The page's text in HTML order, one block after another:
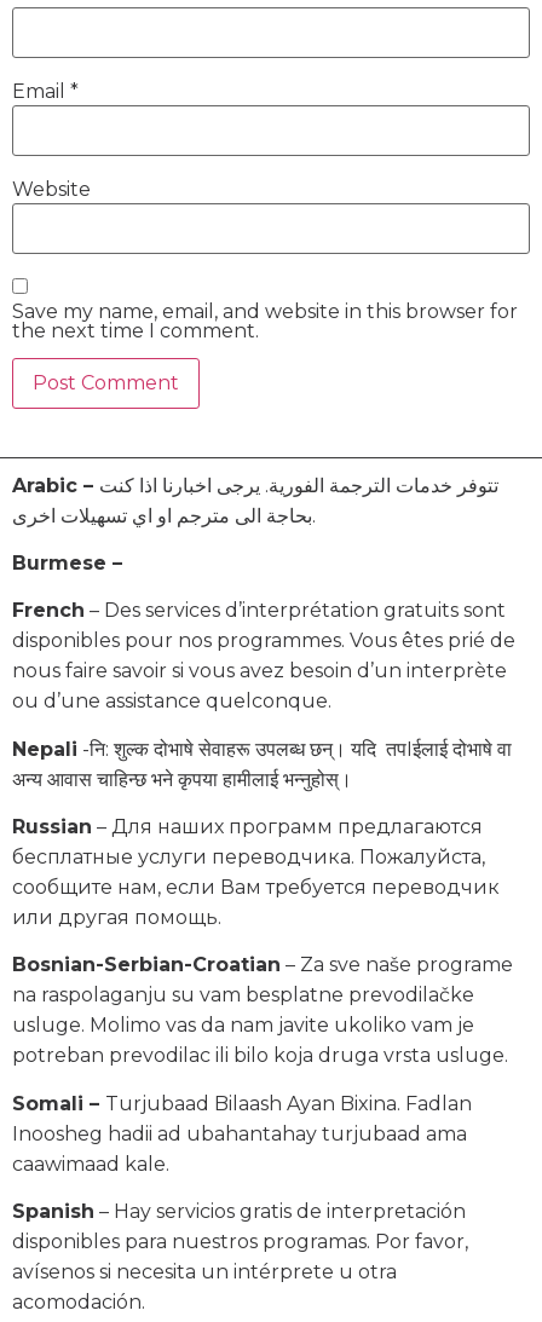
Email *
Website
Save my name, email, and website in this browser for
the next time I comment.
Arabic – تتوفر خدمات الترجمة الفورية. يرجى اخبارنا اذا كنت
بحاجة الى مترجم او اي تسهيلات اخرى.
Burmese –
French – Des services d’interprétation gratuits sont
disponibles pour nos programmes. Vous êtes prié de
nous faire savoir si vous avez besoin d’un interprète
ou d’une assistance quelconque.
Nepali -नि: शुल्क दोभाषे सेवाहरू उपलब्ध छन्। यदि तपIईलाई दोभाषे वा
अन्य आवास चाहिन्छ भने कृपया हामीलाई भन्नुहोस्।
Russian – Для наших программ предлагаются
бесплатные услуги переводчика. Пожалуйста,
сообщите нам, если Вам требуется переводчик
или другая помощь.
Bosnian-Serbian-Croatian – Za sve naše programe
na raspolaganju su vam besplatne prevodilačke
usluge. Molimo vas da nam javite ukoliko vam je
potreban prevodilac ili bilo koja druga vrsta usluge.
Somali – Turjubaad Bilaash Ayan Bixina. Fadlan
Inoosheg hadii ad ubahantahay turjubaad ama
caawimaad kale.
Spanish – Hay servicios gratis de interpretación
disponibles para nuestros programas. Por favor,
avísenos si necesita un intérprete u otra
acomodación.